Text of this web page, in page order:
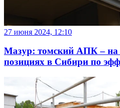
27 июня 2024, 12:10
Мазур: томский АПК –
позициях в Сибири по